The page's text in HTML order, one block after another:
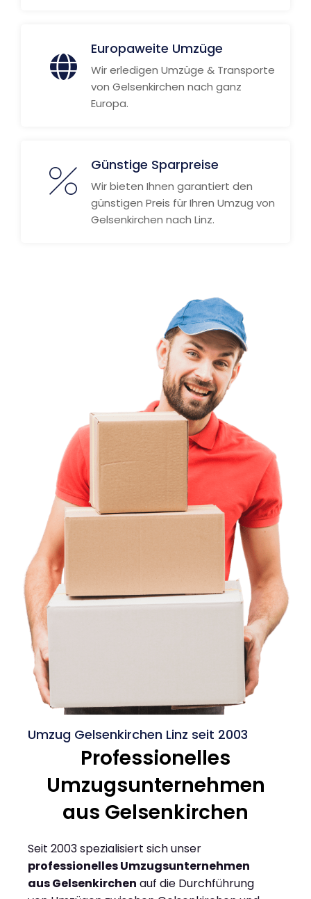
Europaweite Umzüge
Wir erledigen Umzüge & Transporte
von Gelsenkirchen nach ganz
Europa.
Günstige Sparpreise
Wir bieten Ihnen garantiert den
günstigen Preis für Ihren Umzug von
Gelsenkirchen nach Linz.
Umzug Gelsenkirchen Linz seit 2003
Professionelles
Umzugsunternehmen
aus Gelsenkirchen
Seit 2003 spezialisiert sich unser
professionelles Umzugsunternehmen
aus Gelsenkirchen auf die Durchführung